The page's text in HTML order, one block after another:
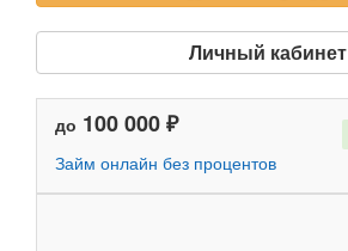
Личный кабинет
до 100 000 ₽
Займ онлайн без процентов